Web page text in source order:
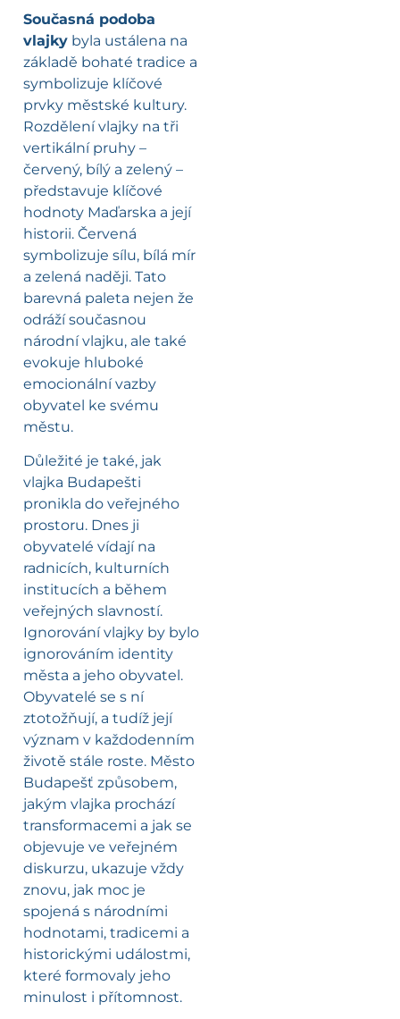
Současná podoba
vlajky byla ustálena na
základě bohaté tradice a
symbolizuje klíčové
prvky městské kultury.
Rozdělení vlajky na tři
vertikální pruhy –
červený, bílý a zelený –
představuje klíčové
hodnoty Maďarska a její
historii. Červená
symbolizuje sílu, bílá mír
a zelená naději. Tato
barevná paleta nejen že
odráží současnou
národní vlajku, ale také
evokuje hluboké
emocionální vazby
obyvatel ke svému
městu.
Důležité je také, jak
vlajka Budapešti
pronikla do veřejného
prostoru. Dnes ji
obyvatelé vídají na
radnicích, kulturních
institucích a během
veřejných slavností.
Ignorování vlajky by bylo
ignorováním identity
města a jeho obyvatel.
Obyvatelé se s ní
ztotožňují, a tudíž její
význam v každodenním
životě stále roste. Město
Budapešť způsobem,
jakým vlajka prochází
transformacemi a jak se
objevuje ve veřejném
diskurzu, ukazuje vždy
znovu, jak moc je
spojená s národními
hodnotami, tradicemi a
historickými událostmi,
které formovaly jeho
minulost i přítomnost.